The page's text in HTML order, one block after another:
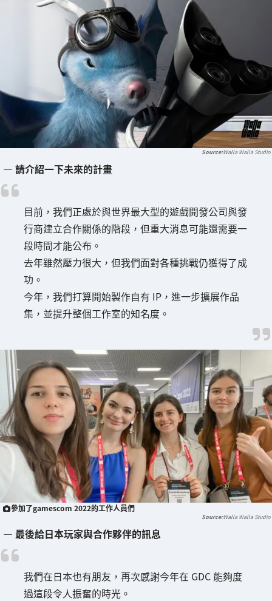
Walla Walla Studio
― 請介紹一下未來的計畫
目前，我們正處於與世界最大型的遊戲開發公司與發
行商建立合作關係的階段，但重大消息可能還需要一
段時間才能公布。
去年雖然壓力很大，但我們面對各種挑戰仍獲得了成
功。
今年，我們打算開始製作自有 IP，進一步擴展作品
集，並提升整個工作室的知名度。
參加了gamescom 2022的工作人員們
Walla Walla Studio
― 最後給日本玩家與合作夥伴的訊息
我們在日本也有朋友，再次感謝今年在 GDC 能夠度
過這段令人振奮的時光。